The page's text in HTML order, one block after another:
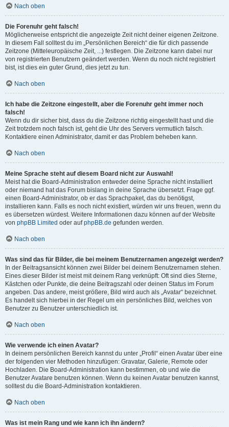
Nach oben
Die Forenuhr geht falsch!
Möglicherweise entspricht die angezeigte Zeit nicht deiner eigenen Zeitzone.
In diesem Fall solltest du im „Persönlichen Bereich“ die für dich passende
Zeitzone (Mitteleuropäische Zeit, ...) festlegen. Die Zeitzone kann dabei nur
von registrierten Benutzern geändert werden. Wenn du noch nicht registriert
bist, ist dies ein guter Grund, dies jetzt zu tun.
Nach oben
Ich habe die Zeitzone eingestellt, aber die Forenuhr geht immer noch
falsch!
Wenn du dir sicher bist, dass du die Zeitzone richtig eingestellt hast und die
Zeit trotzdem noch falsch ist, geht die Uhr des Servers vermutlich falsch.
Kontaktiere einen Administrator, damit er das Problem beheben kann.
Nach oben
Meine Sprache steht auf diesem Board nicht zur Auswahl!
Meist hat die Board-Administration entweder deine Sprache nicht installiert
oder niemand hat das Forum bislang in deine Sprache übersetzt. Frage ggf.
einen Board-Administrator, ob er das Sprachpaket, das du benötigst,
installieren kann. Falls es noch nicht existiert, würden wir uns freuen, wenn du
es übersetzen würdest. Weitere Informationen dazu können auf der Website
von phpBB Limited oder aufphpBB.de gefunden werden.
Nach oben
Was sind das für Bilder, die bei meinem Benutzernamen angezeigt werden?
In der Beitragsansicht können zwei Bilder bei deinem Benutzernamen stehen.
Eines dieser Bilder ist meist mit deinem Rang verknüpft: Oft sind dies Sterne,
Kästchen oder Punkte, die deine Beitragszahl oder deinen Status im Forum
angeben. Das andere, meist größere, Bild wird auch als „Avatar“ bezeichnet.
Es handelt sich hierbei in der Regel um ein persönliches Bild, welches von
Benutzer zu Benutzer unterschiedlich ist.
Nach oben
Wie verwende ich einen Avatar?
In deinem persönlichen Bereich kannst du unter „Profil“ einen Avatar über eine
der folgenden vier Methoden hinzufügen: Gravatar, Galerie, Remote oder
Hochladen. Die Board-Administration kann bestimmen, ob und wie die
Benutzer Avatare benutzen können. Wenn du keinen Avatar benutzen kannst,
solltest du die Board-Administration kontaktieren.
Nach oben
Was ist mein Rang und wie kann ich ihn ändern?